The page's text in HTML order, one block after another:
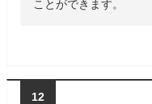
ことができます。
12